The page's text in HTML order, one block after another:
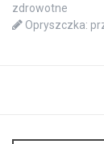
zdrowotne
Opryszczka: